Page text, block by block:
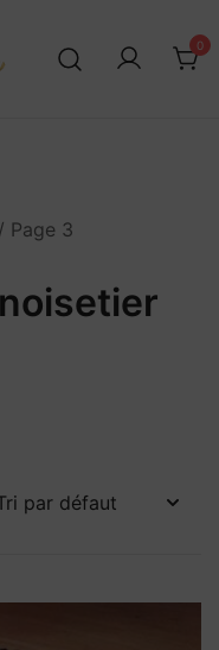
0
/ Page 3